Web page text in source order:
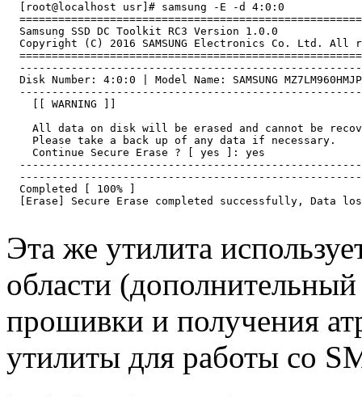
  [root@localhost usr]# samsung -E -d 4:0:0
  Samsung SSD DC Toolkit RC3 Version 1.0.0
Copyright (C) 2016 SAMSUNG Electronics Co. Ltd. All
Disk Number: 4:0:0 | Model Name: SAMSUNG
    [[ WARNING ]]
All data on disk will be erased and cannot be
    Please take a back up of any data if necessary.
    Continue Secure Erase ? [ yes ]: yes
  Completed [ 100% ]
Эта же утилита
области
прошивки и получения
утилиты для работы со